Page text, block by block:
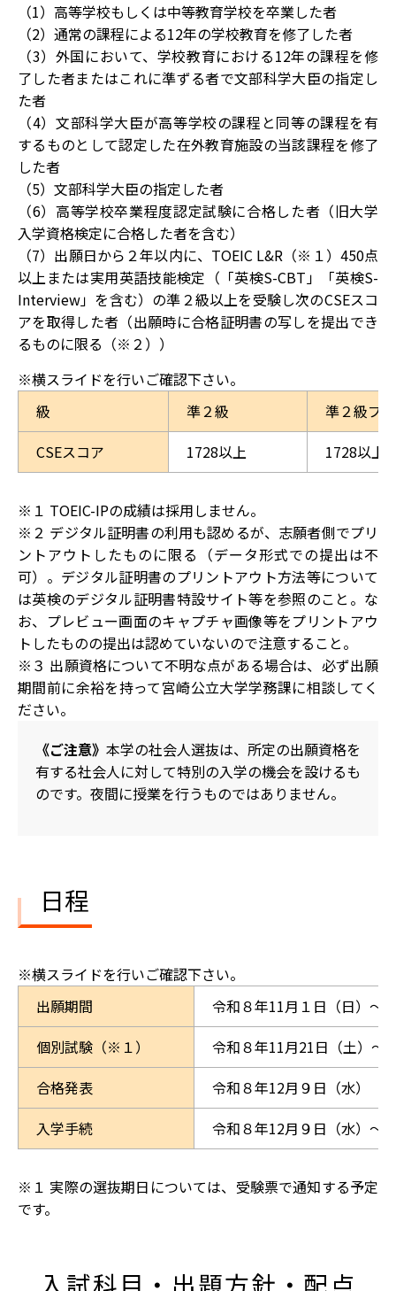
（1）高等学校もしくは中等教育学校を卒業した者
（2）通常の課程による12年の学校教育を修了した者
（3）外国において、学校教育における12年の課程を修
了した者またはこれに準ずる者で文部科学大臣の指定し
た者
（4）文部科学大臣が高等学校の課程と同等の課程を有
するものとして認定した在外教育施設の当該課程を修了
した者
（5）文部科学大臣の指定した者
（6）高等学校卒業程度認定試験に合格した者（旧大学
入学資格検定に合格した者を含む）
（7）出願日から２年以内に、TOEIC L&R（※１）450点
以上または実用英語技能検定（「英検S-CBT」「英検S-
Interview」を含む）の準２級以上を受験し次のCSEスコ
アを取得した者（出願時に合格証明書の写しを提出でき
るものに限る（※２））
級 準２級
準２級プ
CSEスコア
1728以上 1728以上
※１ TOEIC-IPの成績は採用しません。
※２ デジタル証明書の利用も認めるが、志願者側でプリ
ントアウトしたものに限る（データ形式での提出は不
可）。デジタル証明書のプリントアウト方法等について
は英検のデジタル証明書特設サイト等を参照のこと。な
お、プレビュー画面のキャプチャ画像等をプリントアウ
トしたものの提出は認めていないので注意すること。
※３ 出願資格について不明な点がある場合は、必ず出願
期間前に余裕を持って宮崎公立大学学務課に相談してく
ださい。
《ご注意》 本学の社会人選抜は、所定の出願資格を
有する社会人に対して特別の入学の機会を設けるも
のです。夜間に授業を行うものではありません。
日程
出願期間
令和８年11月１日（日）～
個別試験（※１）
令和８年11月21日（土）～
合格発表
令和８年12月９日（水）
入学手続
令和８年12月９日（水）～
※１ 実際の選抜期日については、受験票で通知する予定
です。